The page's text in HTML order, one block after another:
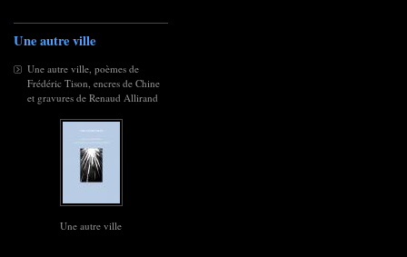
Une autre ville
Une autre ville, poèmes de
Frédéric Tison, encres de Chine
et gravures de Renaud Allirand
Une autre ville